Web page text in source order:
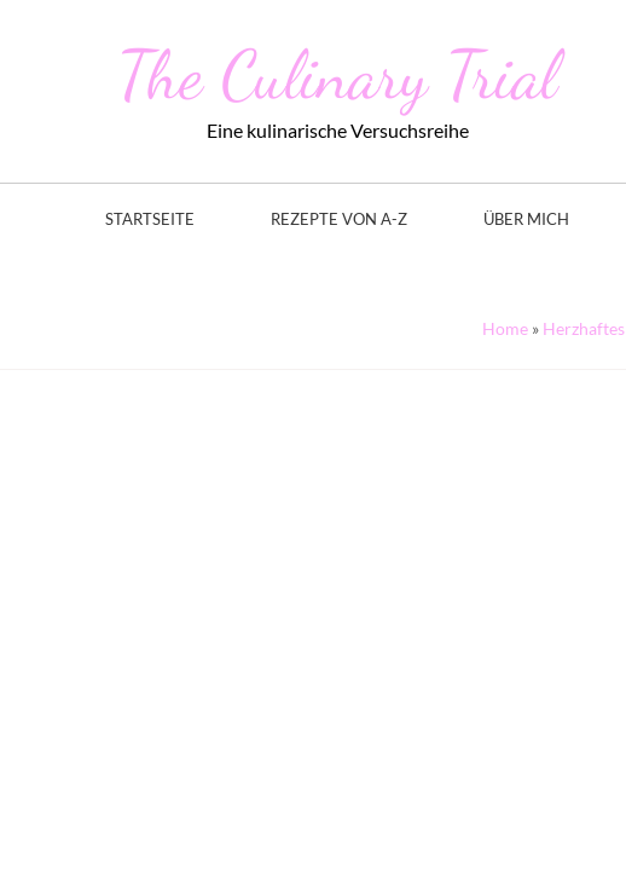
The Culinary Trial
Eine kulinarische Versuchsreihe
STARTSEITE REZEPTE VON A-Z ÜBER MICH
Home » Herzhaftes